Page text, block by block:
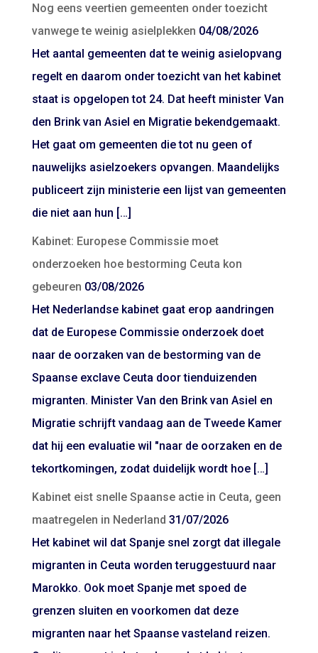
Nog eens veertien gemeenten onder toezicht
vanwege te weinig asielplekken 04/08/2026
Het aantal gemeenten dat te weinig asielopvang
regelt en daarom onder toezicht van het kabinet
staat is opgelopen tot 24. Dat heeft minister Van
den Brink van Asiel en Migratie bekendgemaakt.
Het gaat om gemeenten die tot nu geen of
nauwelijks asielzoekers opvangen. Maandelijks
publiceert zijn ministerie een lijst van gemeenten
die niet aan hun […]
Kabinet: Europese Commissie moet
onderzoeken hoe bestorming Ceuta kon
gebeuren 03/08/2026
Het Nederlandse kabinet gaat erop aandringen
dat de Europese Commissie onderzoek doet
naar de oorzaken van de bestorming van de
Spaanse exclave Ceuta door tienduizenden
migranten. Minister Van den Brink van Asiel en
Migratie schrijft vandaag aan de Tweede Kamer
dat hij een evaluatie wil "naar de oorzaken en de
tekortkomingen, zodat duidelijk wordt hoe […]
Kabinet eist snelle Spaanse actie in Ceuta, geen
maatregelen in Nederland 31/07/2026
Het kabinet wil dat Spanje snel zorgt dat illegale
migranten in Ceuta worden teruggestuurd naar
Marokko. Ook moet Spanje met spoed de
grenzen sluiten en voorkomen dat deze
migranten naar het Spaanse vasteland reizen.